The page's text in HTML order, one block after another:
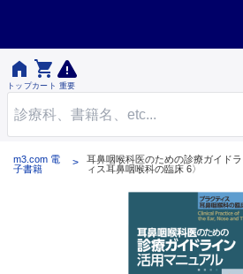

トップ

カート 重要
m3.com 電
子書籍
耳鼻咽喉科医のための診療ガイド
ィス耳鼻咽喉科の臨床 6〉